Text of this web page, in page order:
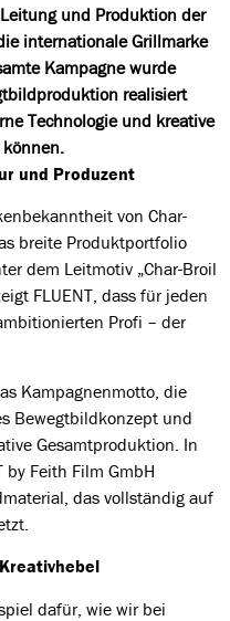
und Produktion der
internationale Grillmarke
Kampagne wurde
realisiert
Technologie und kreative
und Produzent
von Char-
breite Produktportfolio
dem Leitmotiv „Char-Broil
FLUENT, dass für jeden
Profi – der
Kampagnenmotto, die
Bewegtbildkonzept und
Gesamtproduktion. In
by Feith Film GmbH
das vollständig auf
dafür, wie wir bei